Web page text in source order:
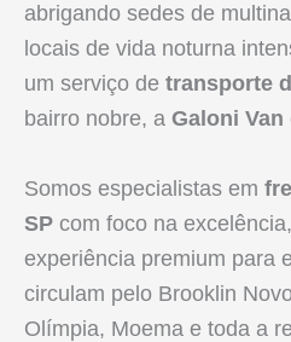
abrigando sedes de
locais de vida noturna
um serviço de transporte
bairro nobre, a Galoni Van
Somos especialistas em
SP com foco na
experiência premium para
circulam pelo Brooklin
Olímpia, Moema e toda a